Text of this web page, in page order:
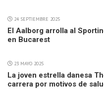
24 SEPTIEMBRE 2025
El Aalborg arrolla al
en Bucarest
23 MAYO 2025
La joven estrella danesa
carrera por motivos de